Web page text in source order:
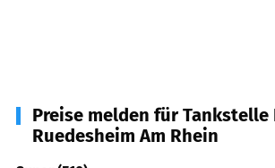
Preise melden für Tankstelle
Ruedesheim Am Rhein